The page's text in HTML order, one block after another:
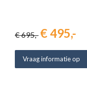
€ 695,- € 495,-
Vraag informatie op